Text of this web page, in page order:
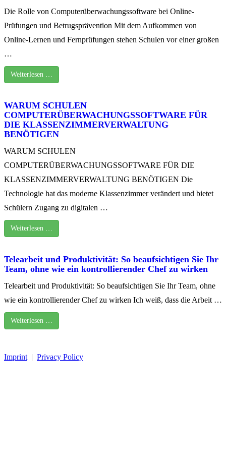
Die Rolle von Computerüberwachungssoftware bei Online-
Prüfungen und Betrugsprävention Mit dem Aufkommen von
Online-Lernen und Fernprüfungen stehen Schulen vor einer großen
…
Weiterlesen …
WARUM SCHULEN
COMPUTERÜBERWACHUNGSSOFTWARE FÜR
DIE KLASSENZIMMERVERWALTUNG
BENÖTIGEN
WARUM SCHULEN
COMPUTERÜBERWACHUNGSSOFTWARE FÜR DIE
KLASSENZIMMERVERWALTUNG BENÖTIGEN Die
Technologie hat das moderne Klassenzimmer verändert und bietet
Schülern Zugang zu digitalen …
Weiterlesen …
Telearbeit und Produktivität: So beaufsichtigen Sie Ihr
Team, ohne wie ein kontrollierender Chef zu wirken
Telearbeit und Produktivität: So beaufsichtigen Sie Ihr Team, ohne
wie ein kontrollierender Chef zu wirken Ich weiß, dass die Arbeit …
Weiterlesen …
Imprint | Privacy Policy